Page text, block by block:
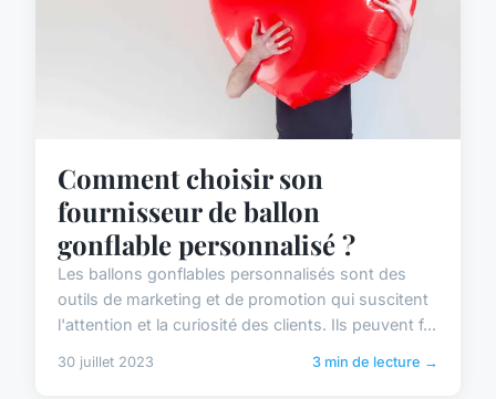
Comment choisir son
fournisseur de ballon
gonflable personnalisé ?
Les ballons gonflables personnalisés sont des
outils de marketing et de promotion qui suscitent
l'attention et la curiosité des clients. Ils peuvent f...
30 juillet 2023 3 min de lecture →